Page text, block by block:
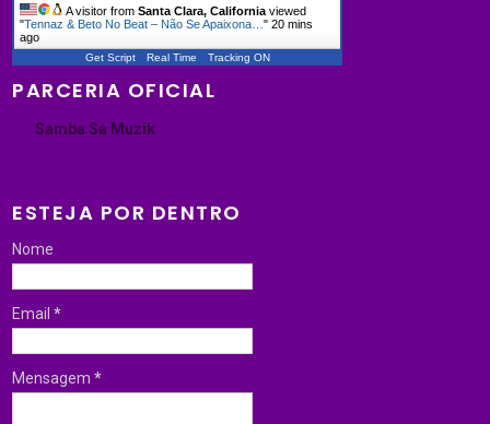
A visitor fromSanta Clara, California viewed
"Tennaz & Beto No Beat – Não Se Apaixona…"20 mins
ago
Get Script Real Time Tracking ON
PARCERIA OFICIAL
Samba Sa Muzik
ESTEJA POR DENTRO
Nome
Email*
Mensagem*